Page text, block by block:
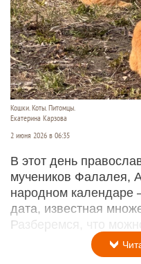
Кошки. Коты. Питомцы.
Екатерина Карзова
2 июня 2026 в 06:35
В этот день
мучеников Фалалея,
народном
дата, известная
Разберемся, что